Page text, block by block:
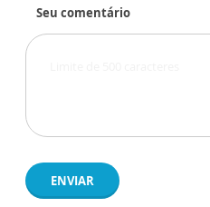
Seu comentário
ENVIAR